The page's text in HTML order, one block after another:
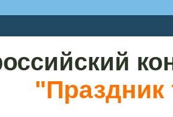
"Праздник